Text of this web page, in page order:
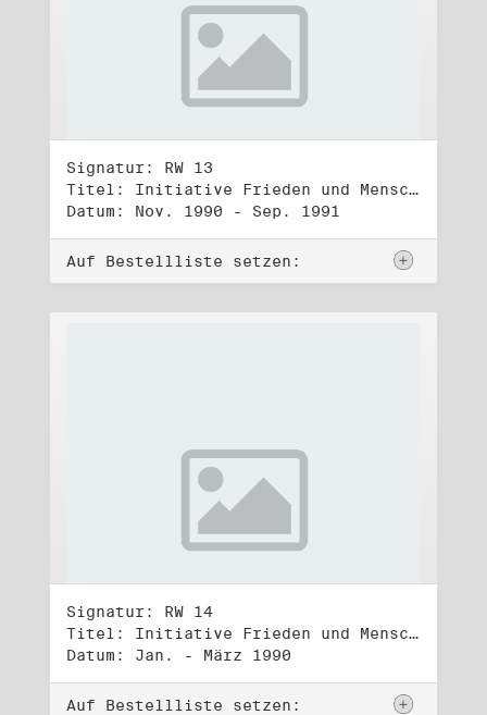
Signatur: RW 13
Titel: Initiative Frieden und Menschenrechte (3)
Datum: Nov. 1990 - Sep. 1991
Auf Bestellliste setzen:
Signatur: RW 14
Titel: Initiative Frieden und Menschenrechte, Volkskammerwahl 18.3.1990
Datum: Jan. - März 1990
Auf Bestellliste setzen: